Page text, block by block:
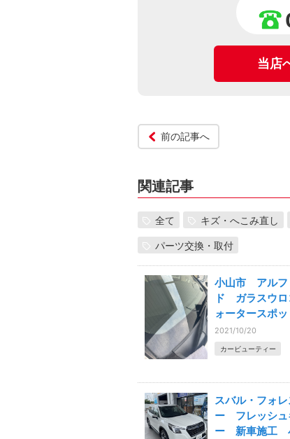
当店
前の記事へ
関連記事
全て キズ・へこみ直し
パーツ交換・取付
小山市 アルフ
ド ガラスウロ
ォータースポッ
2021/10/20
カービューティー
スバル・フォレ
ー フレッシュ
ー 新車施工